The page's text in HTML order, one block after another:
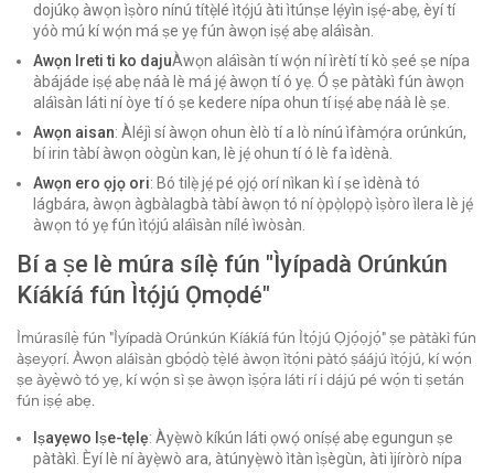
dojúkọ àwọn ìṣòro nínú títẹ̀lé ìtọ́jú àti ìtúnṣe lẹ́yìn iṣẹ́-abẹ, èyí tí
yóò mú kí wọ́n má ṣe yẹ fún àwọn iṣẹ́ abẹ aláìsàn.
Awọn Ireti ti ko dajuÀwọn aláìsàn tí wọ́n ní ìrètí tí kò ṣeé ṣe nípa
àbájáde iṣẹ́ abẹ náà lè má jẹ́ àwọn tí ó yẹ. Ó ṣe pàtàkì fún àwọn
aláìsàn láti ní òye tí ó ṣe kedere nípa ohun tí iṣẹ́ abẹ náà lè ṣe.
Awọn aisan: Àléjì sí àwọn ohun èlò tí a lò nínú ìfàmọ́ra orúnkún,
bí irin tàbí àwọn oògùn kan, lè jẹ́ ohun tí ó lè fa ìdènà.
Awọn ero ọjọ ori: Bó tilẹ̀ jẹ́ pé ọjọ́ orí nìkan kì í ṣe ìdènà tó
lágbára, àwọn àgbàlagbà tàbí àwọn tó ní ọ̀pọ̀lọpọ̀ ìṣòro ìlera lè jẹ́
àwọn tó yẹ fún ìtọ́jú aláìsàn nílé ìwòsàn.
Bí a ṣe lè múra sílẹ̀ fún "Ìyípadà Orúnkún
Kíákíá fún Ìtọ́jú Ọmọdé"
Ìmúrasílẹ̀ fún "Ìyípadà Orúnkún Kíákíá fún Ìtọ́jú Ọjọ́ọjọ́" ṣe pàtàkì fún
àṣeyọrí. Àwọn aláìsàn gbọ́dọ̀ tẹ̀lé àwọn ìtọ́ni pàtó ṣáájú ìtọ́jú, kí wọ́n
ṣe àyẹ̀wò tó yẹ, kí wọ́n sì ṣe àwọn ìṣọ́ra láti rí i dájú pé wọ́n ti ṣetán
fún iṣẹ́ abẹ.
Iṣayẹwo Iṣe-tẹlẹ: Àyẹ̀wò kíkún láti ọwọ́ oníṣẹ́ abẹ egungun ṣe
pàtàkì. Èyí lè ní àyẹ̀wò ara, àtúnyẹ̀wò ìtàn ìṣègùn, àti ìjíròrò nípa